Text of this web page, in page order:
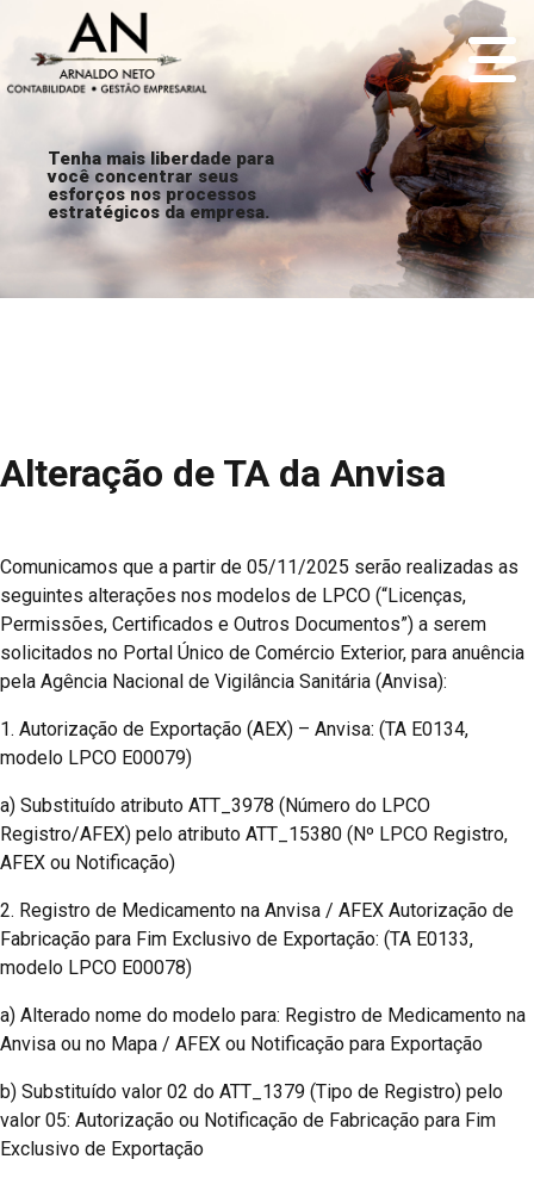
Tenha mais liberdade para
você concentrar seus
esforços nos processos
estratégicos da empresa.
Alteração de TA da Anvisa
Comunicamos que a partir de 05/11/2025 serão realizadas as
seguintes alterações nos modelos de LPCO (“Licenças,
Permissões, Certificados e Outros Documentos”) a serem
solicitados no Portal Único de Comércio Exterior, para anuência
pela Agência Nacional de Vigilância Sanitária (Anvisa):
1. Autorização de Exportação (AEX) – Anvisa: (TA E0134,
modelo LPCO E00079)
a) Substituído atributo ATT_3978 (Número do LPCO
Registro/AFEX) pelo atributo ATT_15380 (Nº LPCO Registro,
AFEX ou Notificação)
2. Registro de Medicamento na Anvisa / AFEX Autorização de
Fabricação para Fim Exclusivo de Exportação: (TA E0133,
modelo LPCO E00078)
a) Alterado nome do modelo para: Registro de Medicamento na
Anvisa ou no Mapa / AFEX ou Notificação para Exportação
b) Substituído valor 02 do ATT_1379 (Tipo de Registro) pelo
valor 05: Autorização ou Notificação de Fabricação para Fim
Exclusivo de Exportação